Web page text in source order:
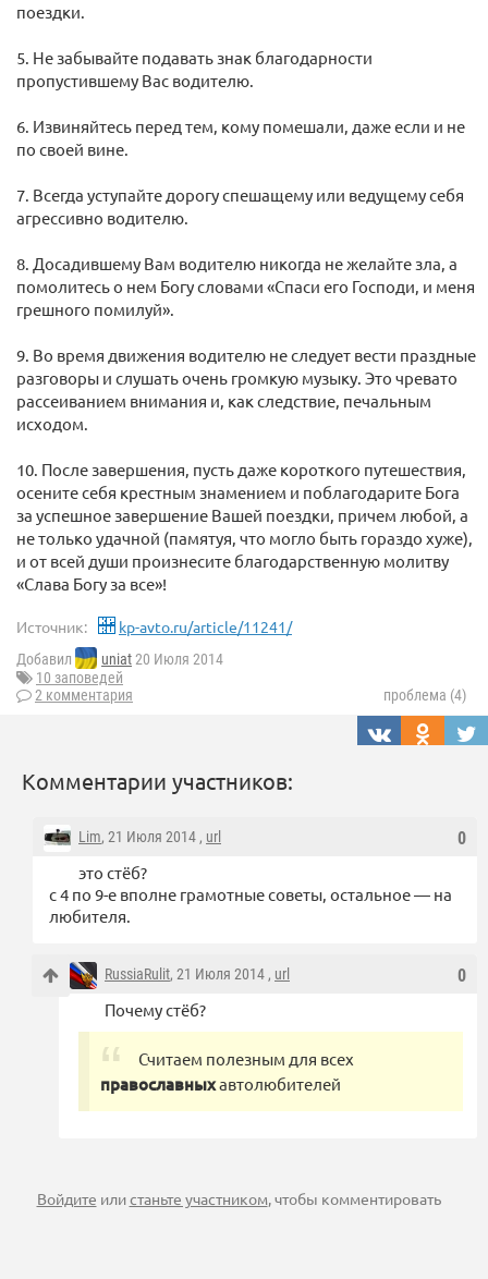
поездки.
5. Не забывайте подавать знак благодарности
пропустившему Вас водителю.
6. Извиняйтесь перед тем, кому помешали, даже если и не
по своей вине.
7. Всегда уступайте дорогу спешащему или ведущему себя
агрессивно водителю.
8. Досадившему Вам водителю никогда не желайте зла, а
помолитесь о нем Богу словами «Спаси его Господи, и меня
грешного помилуй».
9. Во время движения водителю не следует вести праздные
разговоры и слушать очень громкую музыку. Это чревато
рассеиванием внимания и, как следствие, печальным
исходом.
10. После завершения, пусть даже короткого путешествия,
осените себя крестным знамением и поблагодарите Бога
за успешное завершение Вашей поездки, причем любой, а
не только удачной (памятуя, что могло быть гораздо хуже),
и от всей души произнесите благодарственную молитву
«Слава Богу за все»!
Источник: kp-avto.ru/article/11241/
Добавил uniat20 Июля 2014
10 заповедей
2 комментария
проблема (4)
Комментарии участников:
0
Lim, 21 Июля 2014 , url
это стёб?
с 4 по 9-е вполне грамотные советы, остальное — на
любителя.
0
RussiaRulit, 21 Июля 2014 , url
Почему стёб?
Считаем полезным для всех
православныхавтолюбителей
Войдите илистаньте участником, чтобы комментировать